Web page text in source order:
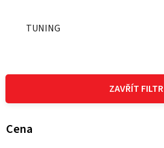
TUNING
ZAVŘÍT FILTR
Cena
V
p
i